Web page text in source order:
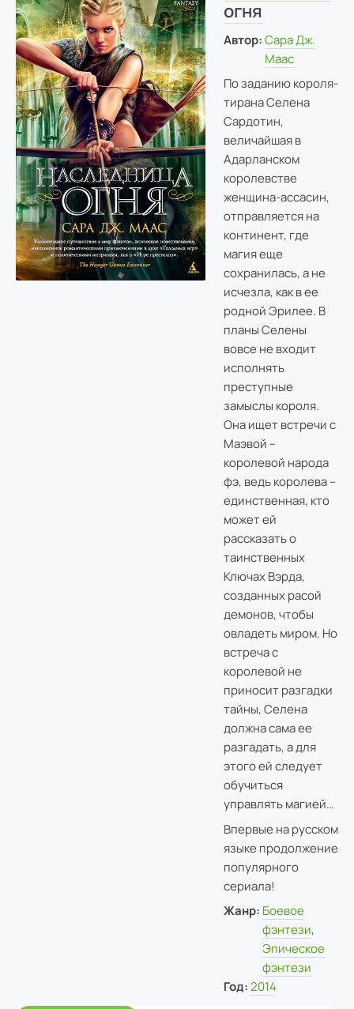
огня
Автор: Сара Дж.
Маас
По заданию короля-
тирана Селена
Сардотин,
величайшая в
Адарланском
королевстве
женщина-ассасин,
отправляется на
континент, где
магия еще
сохранилась, а не
исчезла, как в ее
родной Эрилее. В
планы Селены
вовсе не входит
исполнять
преступные
замыслы короля.
Она ищет встречи с
Маэвой –
королевой народа
фэ, ведь королева –
единственная, кто
может ей
рассказать о
таинственных
Ключах Вэрда,
созданных расой
демонов, чтобы
овладеть миром. Но
встреча с
королевой не
приносит разгадки
тайны, Селена
должна сама ее
разгадать, а для
этого ей следует
обучиться
управлять магией…
Впервые на русском
языке продолжение
популярного
сериала!
Жанр: Боевое
фэнтези,
Эпическое
фэнтези
Год: 2014